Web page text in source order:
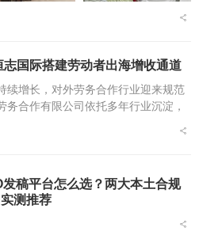
国际搭建劳动者出海增收通道
续增长，对外劳务合作行业迎来规范
合作有限公司依托多年行业沉淀，
化服务体系，为各地务工群体搭建
发稿平台怎么选？两大本土合规
测推荐